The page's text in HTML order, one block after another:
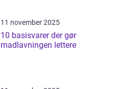
11 november 2025
10 basisvarer der gør
madlavningen lettere